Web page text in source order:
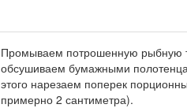
Промываем потрошенную рыбную
обсушиваем бумажными
этого нарезаем поперек
примерно 2 сантиметра).